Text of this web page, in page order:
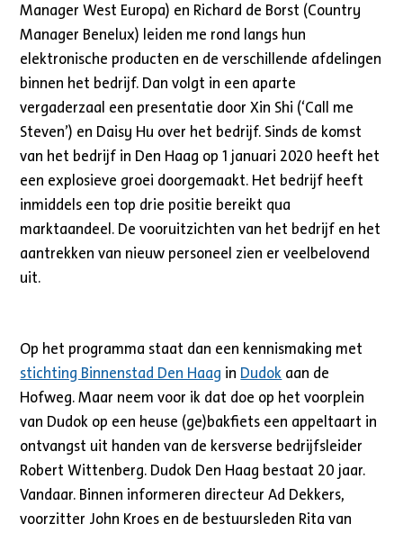
Manager West Europa) en Richard de Borst (Country
Manager Benelux) leiden me rond langs hun
elektronische producten en de verschillende afdelingen
binnen het bedrijf. Dan volgt in een aparte
vergaderzaal een presentatie door Xin Shi (‘Call me
Steven’) en Daisy Hu over het bedrijf. Sinds de komst
van het bedrijf in Den Haag op 1 januari 2020 heeft het
een explosieve groei doorgemaakt. Het bedrijf heeft
inmiddels een top drie positie bereikt qua
marktaandeel. De vooruitzichten van het bedrijf en het
aantrekken van nieuw personeel zien er veelbelovend
uit.
Op het programma staat dan een kennismaking met
stichting Binnenstad Den Haag in Dudok aan de
Hofweg. Maar neem voor ik dat doe op het voorplein
van Dudok op een heuse (ge)bakfiets een appeltaart in
ontvangst uit handen van de kersverse bedrijfsleider
Robert Wittenberg. Dudok Den Haag bestaat 20 jaar.
Vandaar. Binnen informeren directeur Ad Dekkers,
voorzitter John Kroes en de bestuursleden Rita van